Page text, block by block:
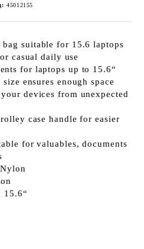
45012155
suitable for 15.6 laptops
casual daily use
for laptops up to 15.6“
ensures enough space
devices from unexpected
case handle for easier
for valuables, documents
15.6“